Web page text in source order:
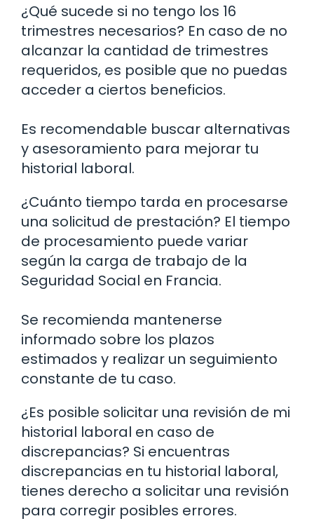
¿Qué sucede si no tengo los 16
trimestres necesarios? En caso de no
alcanzar la cantidad de trimestres
requeridos, es posible que no puedas
acceder a ciertos beneficios.
Es recomendable buscar alternativas
y asesoramiento para mejorar tu
historial laboral.
¿Cuánto tiempo tarda en procesarse
una solicitud de prestación? El tiempo
de procesamiento puede variar
según la carga de trabajo de la
Seguridad Social en Francia.
Se recomienda mantenerse
informado sobre los plazos
estimados y realizar un seguimiento
constante de tu caso.
¿Es posible solicitar una revisión de mi
historial laboral en caso de
discrepancias? Si encuentras
discrepancias en tu historial laboral,
tienes derecho a solicitar una revisión
para corregir posibles errores.